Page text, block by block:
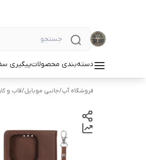
دسته‌بندی محصولاتپیگیری
فروشگاه آپ/جانبی موبایل/قاب و